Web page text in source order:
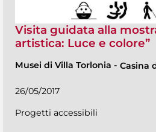
Visita guidata alla
artistica: Luce e colore”
Musei di Villa Torlonia - Casina
26/05/2017
Progetti accessibili